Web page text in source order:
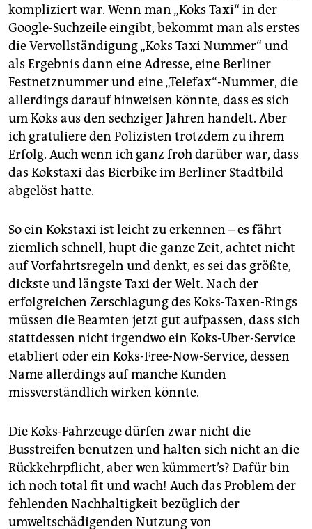
kompliziert war. Wenn man „Koks Taxi“ in der
Google-Suchzeile eingibt, bekommt man als erstes
die Vervollständigung „Koks Taxi Nummer“ und
als Ergebnis dann eine Adresse, eine Berliner
Festnetznummer und eine „Telefax“-Nummer, die
allerdings darauf hinweisen könnte, dass es sich
um Koks aus den sechziger Jahren handelt. Aber
ich gratuliere den Polizisten trotzdem zu ihrem
Erfolg. Auch wenn ich ganz froh darüber war, dass
das Kokstaxi das Bierbike im Berliner Stadtbild
abgelöst hatte.
So ein Kokstaxi ist leicht zu erkennen – es fährt
ziemlich schnell, hupt die ganze Zeit, achtet nicht
auf Vorfahrtsregeln und denkt, es sei das größte,
dickste und längste Taxi der Welt. Nach der
erfolgreichen Zerschlagung des Koks-Taxen-Rings
müssen die Beamten jetzt gut aufpassen, dass sich
stattdessen nicht irgendwo ein Koks-Uber-Service
etabliert oder ein Koks-Free-Now-Service, dessen
Name allerdings auf manche Kunden
missverständlich wirken könnte.
Die Koks-Fahrzeuge dürfen zwar nicht die
Busstreifen benutzen und halten sich nicht an die
Rückkehrpflicht, aber wen kümmert’s? Dafür bin
ich noch total fit und wach! Auch das Problem der
fehlenden Nachhaltigkeit bezüglich der
umweltschädigenden Nutzung von